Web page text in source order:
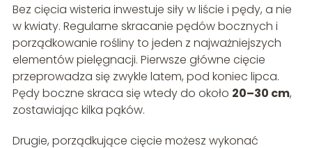
Bez cięcia wisteria inwestuje siły w liście i pędy, a nie
w kwiaty. Regularne skracanie pędów bocznych i
porządkowanie rośliny to jeden z najważniejszych
elementów pielęgnacji. Pierwsze główne cięcie
przeprowadza się zwykle latem, pod koniec lipca.
Pędy boczne skraca się wtedy do około 20–30 cm,
zostawiając kilka pąków.
Drugie, porządkujące cięcie możesz wykonać